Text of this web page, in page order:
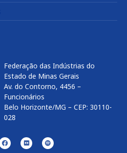
Federação das Indústrias do
Estado de Minas Gerais
Av. do Contorno, 4456 –
Funcionários
Belo Horizonte/MG – CEP: 30110-
028